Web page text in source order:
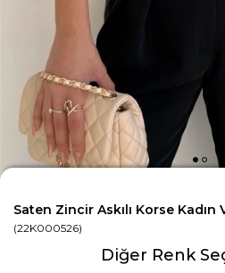
Saten Zincir Askılı Korse
(22K000526)
Diğer Renk